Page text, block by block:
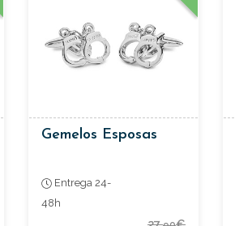
Gemelos Esposas
Entrega 24-
48h